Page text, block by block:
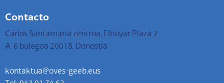
Contacto
Carlos Santamaria zentroa, Elhuyar Plaza 2
A-6 bulegoa 20018, Donostia
kontaktua@oves-geeb.eus